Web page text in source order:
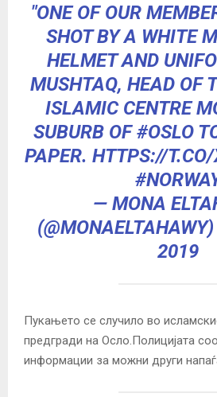
"ONE OF OUR
SHOT BY A WHITE
HELMET AND
MUSHTAQ, HEAD OF
ISLAMIC CENTRE
SUBURB OF#OSLO
PAPER. HTTPS://
— MONA
2019
Пукањето се случило во
предгради на Осло.Полицијата
информации за можни други